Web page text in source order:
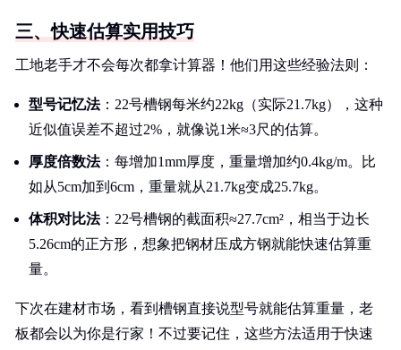
三、快速估算实用技巧
工地老手才不会每次都拿计算器！他们用这些经验法则：
型号记忆法：22号槽钢每米约22kg（实际21.7kg），这种
近似值误差不超过2%，就像说1米≈3尺的估算。
厚度倍数法：每增加1mm厚度，重量增加约0.4kg/m。比
如从5cm加到6cm，重量就从21.7kg变成25.7kg。
体积对比法：22号槽钢的截面积≈27.7cm²，相当于边长
5.26cm的正方形，想象把钢材压成方钢就能快速估算重
量。
下次在建材市场，看到槽钢直接说型号就能估算重量，老
板都会以为你是行家！不过要记住，这些方法适用于快速